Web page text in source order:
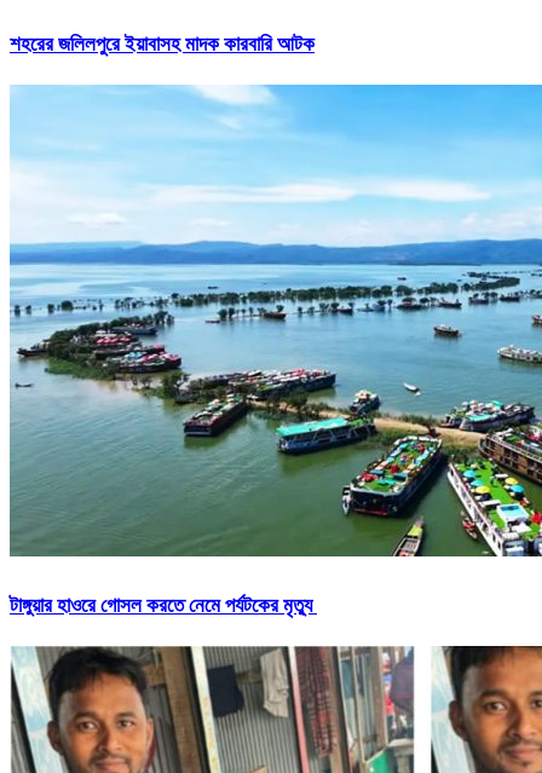
শহরের জলিলপুরে ইয়াবাসহ মাদক কারবারি আটক
টাঙ্গুয়ার হাওরে গোসল করতে নেমে পর্যটকের মৃত্যু